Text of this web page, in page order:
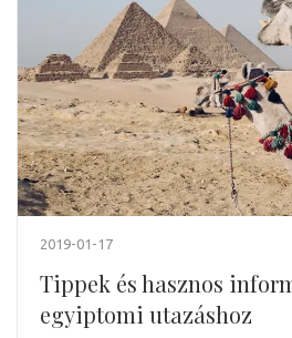
2019-01-17
Tippek és hasznos
egyiptomi utazáshoz